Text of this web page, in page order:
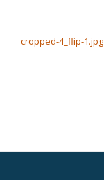
cropped-4_flip-1.jpg